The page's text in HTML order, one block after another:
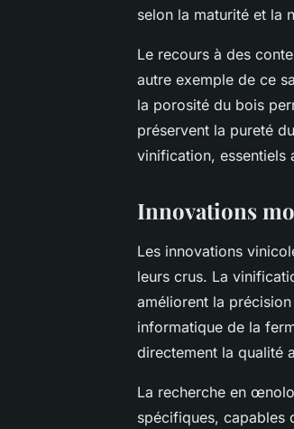
selon la maturité et la
Le recours à des
autre exemple de ce
la porosité du bois
préservent la pureté
vinification, essentiels
Innovations
Les innovations
leurs crus. La
améliorent la
informatique de la
directement la qualité
La recherche en
spécifiques, capables